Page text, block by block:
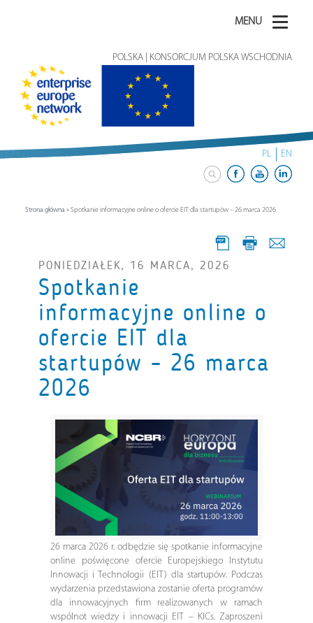
MENU
POLSKA | KONSORCJUM POLSKA WSCHODNIA
PL EN
Strona główna »Spotkanie informacyjne online o ofercie EIT dla startupów – 26 marca 2026
PONIEDZIAŁEK, 16 MARCA, 2026
Spotkanie
informacyjne online o
ofercie EIT dla
startupów – 26 marca
2026
26 marca 2026 r. odbędzie się spotkanie informacyjne
online poświęcone ofercie
Europejskiego Instytutu
Innowacji i Technologii (EIT) dla startupów. Podczas
wydarzenia przedstawiona zostanie oferta programów
dla innowacyjnych firm realizowanych w ramach
wspólnot wiedzy i innowacji EIT – KICs. Zaproszeni